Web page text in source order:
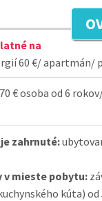
na
60 €/ apartmán/
€ osoba od 6
zahrnuté:
v mieste pobytu:
kúta) od